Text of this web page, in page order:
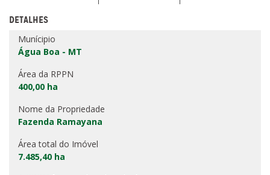
DETALHES
Munícipio
Água Boa - MT
Área da RPPN
400,00 ha
Nome da Propriedade
Fazenda Ramayana
Área total do Imóvel
7.485,40 ha